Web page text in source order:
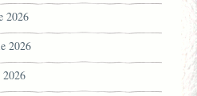
2026
2026